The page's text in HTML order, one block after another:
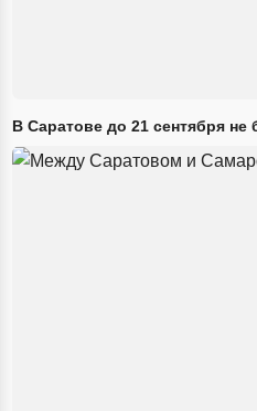
В Саратове до 21 сентября